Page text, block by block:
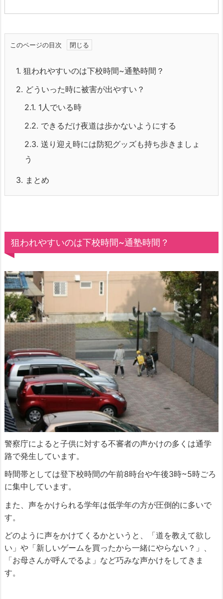
このページの目次
1. 狙われやすいのは下校時間~通塾時間？
2. どういった時に被害が出やすい？
2.1. 1人でいる時
2.2. できるだけ夜道は歩かないようにする
2.3. 送り迎え時には防犯グッズも持ち歩きましょ
う
3. まとめ
狙われやすいのは下校時間~通塾時間？
警察庁によると子供に対する不審者の声かけの多くは通学
路で発生しています。
時間帯としては登下校時間の午前8時台や午後3時~5時ごろ
に集中しています。
また、声をかけられる学年は低学年の方が圧倒的に多いで
す。
どのように声をかけてくるかというと、「道を教えて欲し
い」や「新しいゲームを買ったから一緒にやらない？」、
「お母さんが呼んでるよ」など巧みな声かけをしてきま
す。